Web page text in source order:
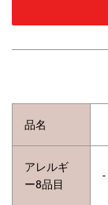
品名
アレルギ
ー8品目
-